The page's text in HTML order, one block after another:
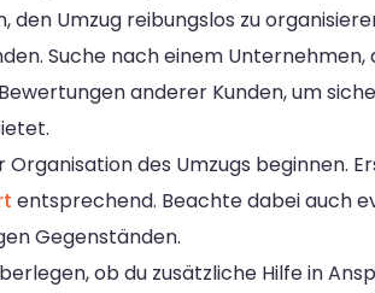
Umzug reibungslos zu
Suche nach einem
anderer Kunden, um
des Umzugs beginnen.
entsprechend. Beachte dabei auch
Gegenständen.
ob du zusätzliche Hilfe in